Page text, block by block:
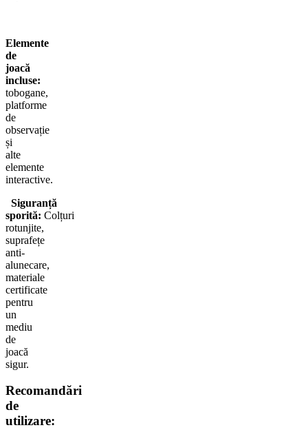
Elemente
de
joacă
incluse:
tobogane,
platforme
de
observație
și
alte
elemente
interactive.
Siguranță
sporită: Colțuri
rotunjite,
suprafețe
anti-
alunecare,
materiale
certificate
pentru
un
mediu
de
joacă
sigur.
Recomandări
de
utilizare: